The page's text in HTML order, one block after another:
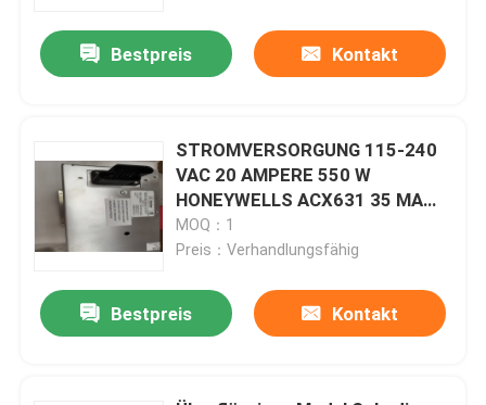
Bestpreis Kontakt
STROMVERSORGUNG 115-240
VAC 20 AMPERE 550 W
HONEYWELLS ACX631 35 MA
50/60 HZ
MOQ：1
Preis：Verhandlungsfähig
Bestpreis Kontakt